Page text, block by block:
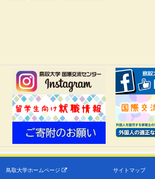
鳥取大学ホームページ サイトマップ